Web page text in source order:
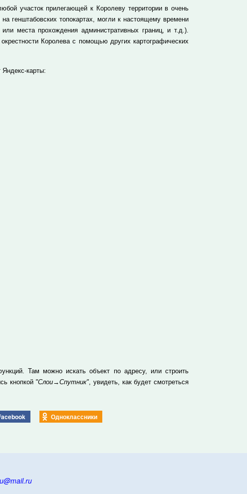
участок прилегающей к Королеву территории в очень
генштабовских топокартах, могли к настоящему времени
места прохождения административных границ, и т.д.).
Королева с помощью других картографических
карты:
Там можно искать объект по адресу, или строить
кнопкой "Слои→Спутник", увидеть, как будет смотреться
Одноклассники